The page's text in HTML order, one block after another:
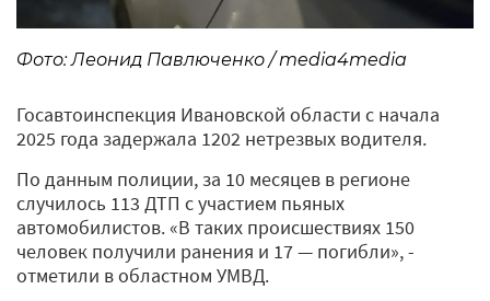
Фото: Леонид Павлюченко / media4media
Госавтоинспекция Ивановской области с начала
2025 года задержала 1202 нетрезвых водителя.
По данным полиции, за 10 месяцев в регионе
случилось 113 ДТП с участием пьяных
автомобилистов. «В таких происшествиях 150
человек получили ранения и 17 — погибли», -
отметили в областном УМВД.